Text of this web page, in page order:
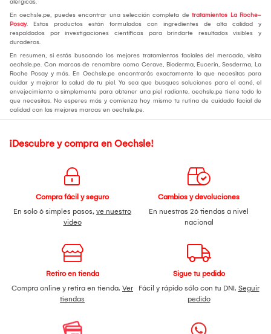
alérgicas.
En oechsle.pe, puedes encontrar una selección completa de tratamientos La Roche-
Posay. Estos productos están formulados con ingredientes de alta calidad y
respaldados por investigaciones científicas para brindarte resultados visibles y
duraderos.
En resumen, si estás buscando los mejores tratamientos faciales del mercado, visita
oechsle.pe. Con marcas de renombre como Cerave, Bioderma, Eucerin, Sesderma, La
Roche Posay y más. En Oechsle.pe encontrarás exactamente lo que necesitas para
cuidar y mejorar la salud de tu piel. Ya sea que busques soluciones para el acné, el
envejecimiento o simplemente para obtener una piel radiante, oechsle.pe tiene todo lo
que necesitas. No esperes más y comienza hoy mismo tu rutina de cuidado facial de
calidad con las mejores marcas en oechsle.pe.
¡Descubre y compra en Oechsle!
Compra fácil y seguro
En solo 6 simples pasos, ve nuestro
video
Cambios y devoluciones
En nuestras 26 tiendas a nivel
nacional
Retiro en tienda
Compra online y retira en tienda. Ver
tiendas
Sigue tu pedido
Fácil y rápido sólo con tu DNI. Seguir
pedido